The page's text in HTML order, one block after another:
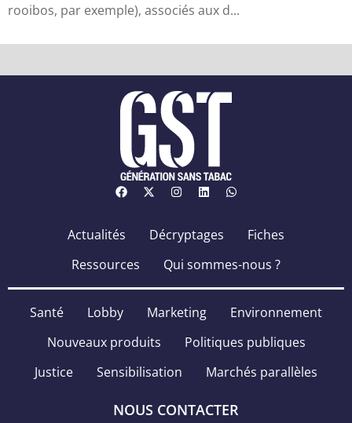
rooibos, par exemple), associés aux d...
Actualités Décryptages
Fiches
Ressources
Qui sommes-nous ?
Santé Lobby Marketing
Environnement
Nouveaux produits
Politiques publiques
Justice
Sensibilisation Marchés parallèles
NOUS CONTACTER